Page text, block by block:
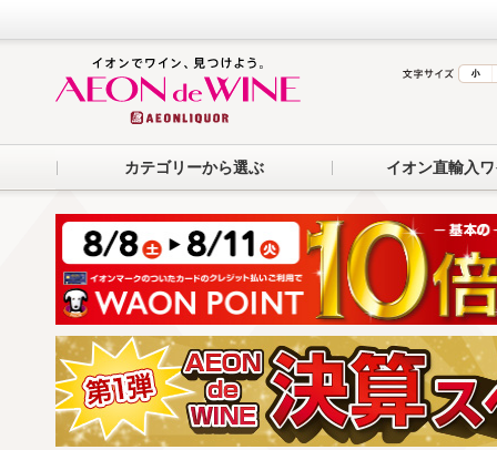
カテゴリーから選ぶ イオン直輸入